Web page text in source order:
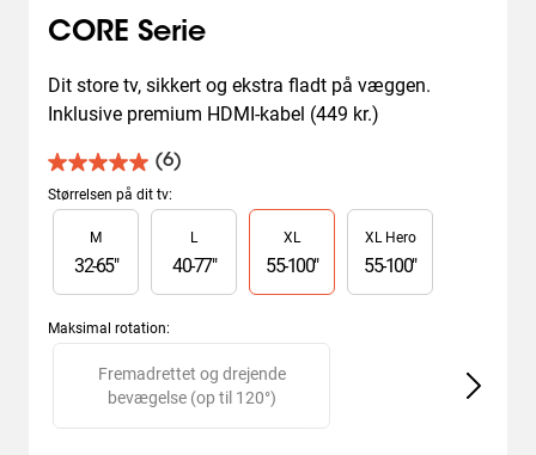
CORE Serie
Dit store tv, sikkert og ekstra fladt på væggen.
Inklusive premium HDMI-kabel (449 kr.)
(6)
5.0
ud
af
stjerner.
6
Størrelsen på dit tv:
Slide 1 of 4
M
32-65"
L
40-77"
XL
55-100"
XL Hero
55-100"
Maksimal rotation:
Slide 1 of 2
Fremadrettet og drejende
bevægelse (op til 120°)